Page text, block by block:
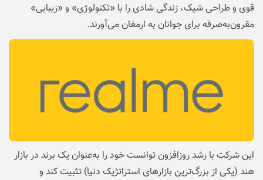
قوی و طراحی شیک، زندگی شادی را با «تکنولوژی» و «زیبایی»
مقرون‌به‌صرفه برای جوانان به ارمغان می‌آورند.
این شرکت با رشد روزافزون توانست خود را به‌عنوان یک برند در بازار
هند (یکی از بزرگ‌ترین بازارهای استراتژیک دنیا) تثبیت کند و